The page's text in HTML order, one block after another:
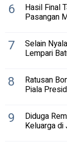
6 Hasil Final
Pasangan
7 Selain
Lempari
8 Ratusan
Piala
9 Diduga
Keluarga